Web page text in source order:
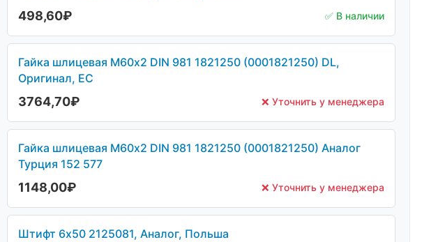
498,60₽ ✅ В наличии
Гайка шлицевая М60х2 DIN 981 1821250 (0001821250) DL,
Оригинал, ЕС
3764,70₽ ❌ Уточнить у менеджера
Гайка шлицевая М60х2 DIN 981 1821250 (0001821250) Аналог
Турция 152 577
1148,00₽ ❌ Уточнить у менеджера
Штифт 6х50 2125081, Аналог, Польша